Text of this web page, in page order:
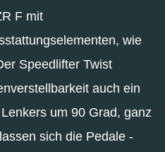
F mit
wie
Speedlifter Twist
auch ein
um 90 Grad, ganz
sich die Pedale -